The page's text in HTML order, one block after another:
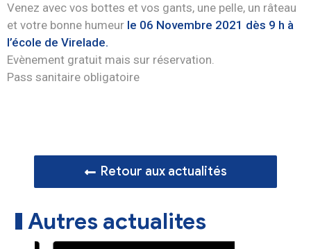
Venez avec vos bottes et vos gants, une pelle, un râteau
et votre bonne humeur le 06 Novembre 2021 dès 9 h à
l’école de Virelade.
Evènement gratuit mais sur réservation.
Pass sanitaire obligatoire
Retour aux actualités
Autres actualites